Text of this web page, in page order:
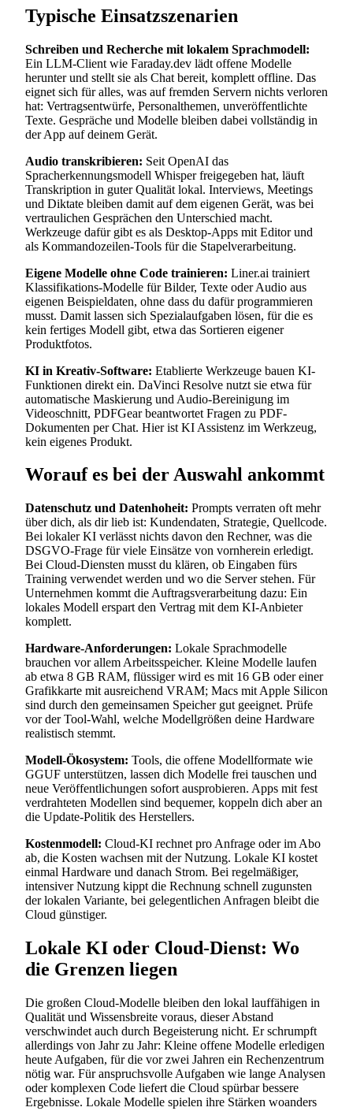
Typische Einsatzszenarien
Schreiben und Recherche mit lokalem Sprachmodell:
Ein LLM-Client wie Faraday.dev lädt offene Modelle
herunter und stellt sie als Chat bereit, komplett offline. Das
eignet sich für alles, was auf fremden Servern nichts verloren
hat: Vertragsentwürfe, Personalthemen, unveröffentlichte
Texte. Gespräche und Modelle bleiben dabei vollständig in
der App auf deinem Gerät.
Audio transkribieren: Seit OpenAI das
Spracherkennungsmodell Whisper freigegeben hat, läuft
Transkription in guter Qualität lokal. Interviews, Meetings
und Diktate bleiben damit auf dem eigenen Gerät, was bei
vertraulichen Gesprächen den Unterschied macht.
Werkzeuge dafür gibt es als Desktop-Apps mit Editor und
als Kommandozeilen-Tools für die Stapelverarbeitung.
Eigene Modelle ohne Code trainieren: Liner.ai trainiert
Klassifikations-Modelle für Bilder, Texte oder Audio aus
eigenen Beispieldaten, ohne dass du dafür programmieren
musst. Damit lassen sich Spezialaufgaben lösen, für die es
kein fertiges Modell gibt, etwa das Sortieren eigener
Produktfotos.
KI in Kreativ-Software: Etablierte Werkzeuge bauen KI-
Funktionen direkt ein. DaVinci Resolve nutzt sie etwa für
automatische Maskierung und Audio-Bereinigung im
Videoschnitt, PDFGear beantwortet Fragen zu PDF-
Dokumenten per Chat. Hier ist KI Assistenz im Werkzeug,
kein eigenes Produkt.
Worauf es bei der Auswahl ankommt
Datenschutz und Datenhoheit: Prompts verraten oft mehr
über dich, als dir lieb ist: Kundendaten, Strategie, Quellcode.
Bei lokaler KI verlässt nichts davon den Rechner, was die
DSGVO-Frage für viele Einsätze von vornherein erledigt.
Bei Cloud-Diensten musst du klären, ob Eingaben fürs
Training verwendet werden und wo die Server stehen. Für
Unternehmen kommt die Auftragsverarbeitung dazu: Ein
lokales Modell erspart den Vertrag mit dem KI-Anbieter
komplett.
Hardware-Anforderungen: Lokale Sprachmodelle
brauchen vor allem Arbeitsspeicher. Kleine Modelle laufen
ab etwa 8 GB RAM, flüssiger wird es mit 16 GB oder einer
Grafikkarte mit ausreichend VRAM; Macs mit Apple Silicon
sind durch den gemeinsamen Speicher gut geeignet. Prüfe
vor der Tool-Wahl, welche Modellgrößen deine Hardware
realistisch stemmt.
Modell-Ökosystem: Tools, die offene Modellformate wie
GGUF unterstützen, lassen dich Modelle frei tauschen und
neue Veröffentlichungen sofort ausprobieren. Apps mit fest
verdrahteten Modellen sind bequemer, koppeln dich aber an
die Update-Politik des Herstellers.
Kostenmodell: Cloud-KI rechnet pro Anfrage oder im Abo
ab, die Kosten wachsen mit der Nutzung. Lokale KI kostet
einmal Hardware und danach Strom. Bei regelmäßiger,
intensiver Nutzung kippt die Rechnung schnell zugunsten
der lokalen Variante, bei gelegentlichen Anfragen bleibt die
Cloud günstiger.
Lokale KI oder Cloud-Dienst: Wo
die Grenzen liegen
Die großen Cloud-Modelle bleiben den lokal lauffähigen in
Qualität und Wissensbreite voraus, dieser Abstand
verschwindet auch durch Begeisterung nicht. Er schrumpft
allerdings von Jahr zu Jahr: Kleine offene Modelle erledigen
heute Aufgaben, für die vor zwei Jahren ein Rechenzentrum
nötig war. Für anspruchsvolle Aufgaben wie lange Analysen
oder komplexen Code liefert die Cloud spürbar bessere
Ergebnisse. Lokale Modelle spielen ihre Stärken woanders